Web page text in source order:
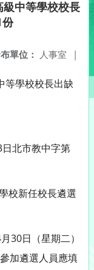
中等學校校長
單位： 人事室 |
等學校校長出缺
北市教中字第
校新任校長遴選
30日（星期二）
加遴選人員應填